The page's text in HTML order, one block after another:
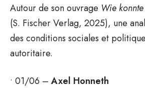
Autour de son ouvrage Wie
(S. Fischer Verlag, 2025), une
des conditions sociales et
autoritaire.
• 01/06 – Axel Honneth